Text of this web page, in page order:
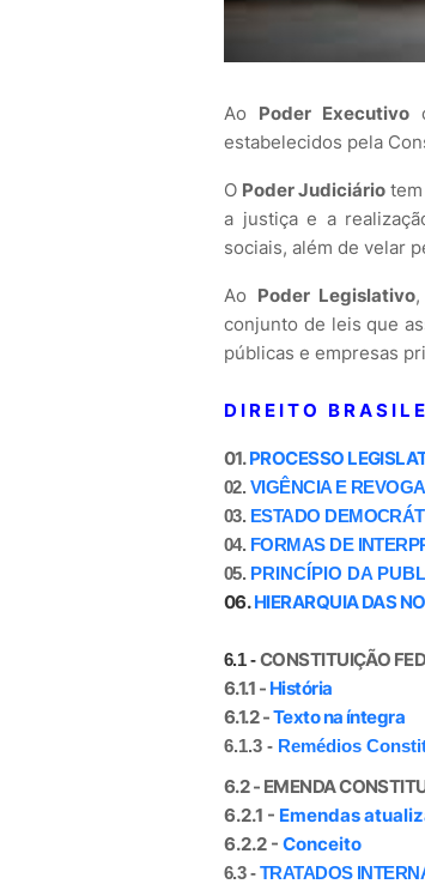
Ao Poder Executivo
estabelecidos pela
O Poder Judiciário
a justiça e a
sociais, além de velar
Ao Poder Legislativo
conjunto de leis que
públicas e empresas
D I R E I T O B R A S I L
01.PROCESSO
02. VIGÊNCIA E
03. ESTADO
04. FORMAS DE
05. PRINCÍPIO DA
06.HIERARQUIA DAS
6.1 - CONSTITUIÇÃO
6.1.1 - História
6.1.2 -Texto na íntegra
6.1.3 - Remédios
6.2 - EMENDA
6.2.1 - Emendas
6.2.2 - Conceito
6.3 - TRATADOS